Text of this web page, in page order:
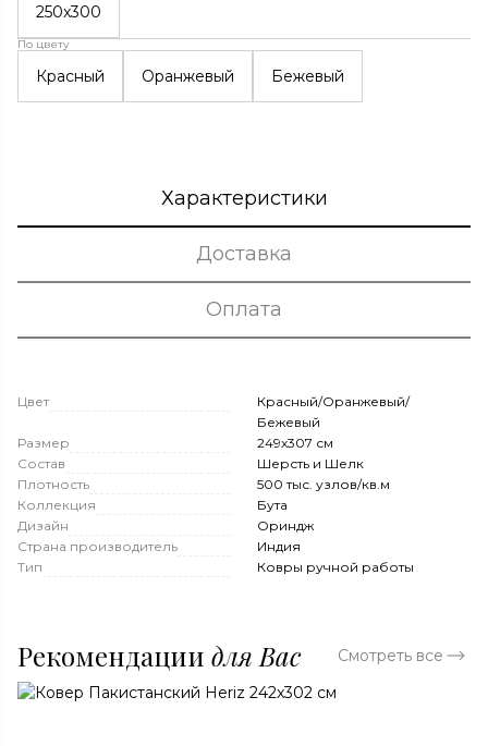
250x300
По цвету
Красный Оранжевый Бежевый
Характеристики
Доставка
Оплата
Цвет
Красный/Оранжевый/
Бежевый
Размер
249x307 см
Состав
Шерсть и Шелк
Плотность
500 тыс. узлов/кв.м
Коллекция
Бута
Дизайн
Ориндж
Страна производитель
Индия
Тип
Ковры ручной работы
Рекомендации для Вас Смотреть все